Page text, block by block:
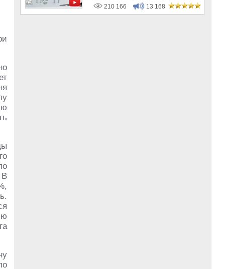
В
210 166 13 168